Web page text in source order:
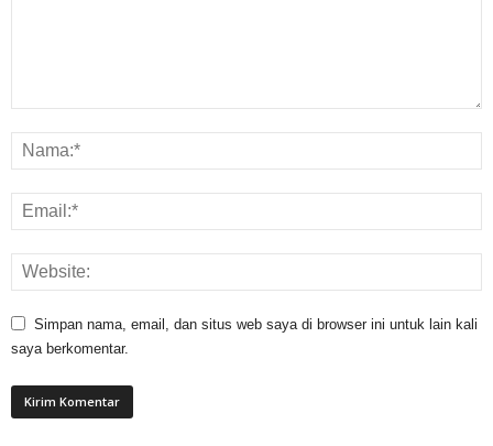
Simpan nama, email, dan situs web saya di browser ini untuk lain kali
saya berkomentar.